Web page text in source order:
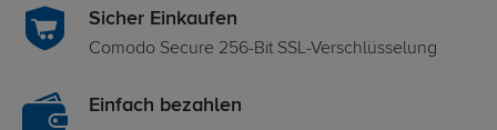
Sicher Einkaufen
Comodo Secure 256-Bit SSL-Verschlüsselung
Einfach bezahlen